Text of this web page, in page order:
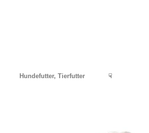
Hundefutter, Tierfutter ☟